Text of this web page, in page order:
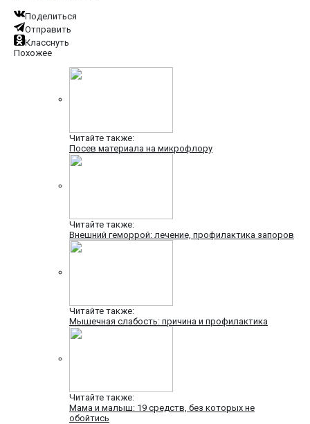
Поделиться
Отправить
Класснуть
Похожее
Читайте также:
Посев материала на микрофлору
Читайте также:
Внешний геморрой: лечение, профилактика запоров
Читайте также:
Мышечная слабость: причина и профилактика
Читайте также:
Мама и малыш: 19 средств, без которых не
обойтись